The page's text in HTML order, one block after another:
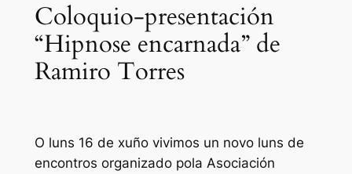
Coloquio-presentación
“Hipnose encarnada” de
Ramiro Torres
O luns 16 de xuño vivimos un novo luns de
encontros organizado pola Asociación